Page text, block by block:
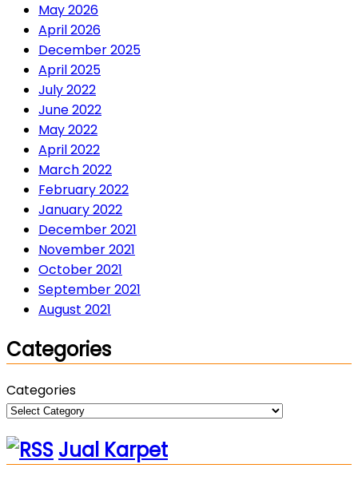
May 2026
April 2026
December 2025
April 2025
July 2022
June 2022
May 2022
April 2022
March 2022
February 2022
January 2022
December 2021
November 2021
October 2021
September 2021
August 2021
Categories
Categories
Jual Karpet